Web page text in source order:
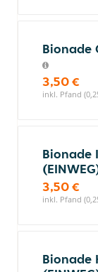
Bionade
3,50 €
inkl. Pfand
Bionade
3,50 €
inkl. Pfand
Bionade